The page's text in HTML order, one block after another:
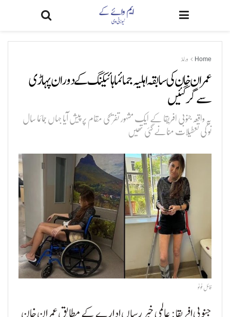
Home ورلڈ
عمران خان کی سابقہ اہلیہ جمائما ہائیکنگ کے دوران پہاڑی
سے گر گئیں
یہ واقعہ جنوبی افریقا کے ایک مشہور تفریحی مقام پر پیش آیا جہاں جمائما سال
نو کی تعطیلات منانے گئی تھیں
فائل فوٹو